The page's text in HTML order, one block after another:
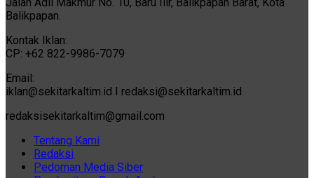
Balikpapan.
Kontak Iklan:
CP: +62 822-9986-7079
Email:
iklan@sekitarkaltim.id I redaksi@sekitarkaltim.id
redaksisekitarkaltim@gmail.com
Tentang Kami
Redaksi
Pedoman Media Siber